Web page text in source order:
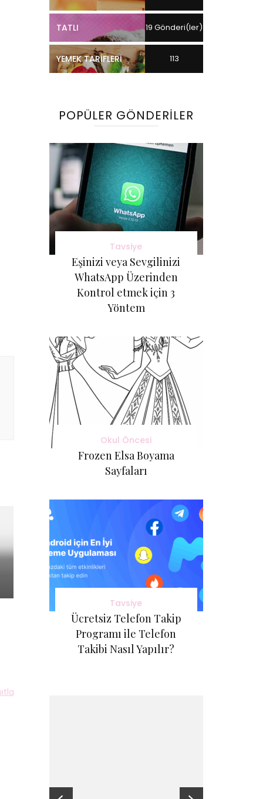
TATLI 19 Gönderi(ler)
YEMEK TARIFLERI 113
POPÜLER GÖNDERILER
Tavsiye
Eşinizi veya Sevgilinizi
WhatsApp Üzerinden
Kontrol etmek için 3
Yöntem
Okul Öncesi
Frozen Elsa Boyama
Sayfaları
Tavsiye
Ücretsiz Telefon Takip
Programı ile Telefon
Takibi Nasıl Yapılır?